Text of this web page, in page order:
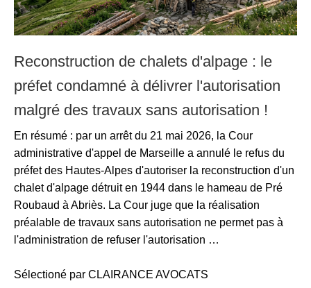
Reconstruction de chalets d'alpage : le
préfet condamné à délivrer l'autorisation
malgré des travaux sans autorisation !
En résumé : par un arrêt du 21 mai 2026, la Cour
administrative d'appel de Marseille a annulé le refus du
préfet des Hautes-Alpes d'autoriser la reconstruction d'un
chalet d'alpage détruit en 1944 dans le hameau de Pré
Roubaud à Abriès. La Cour juge que la réalisation
préalable de travaux sans autorisation ne permet pas à
l'administration de refuser l'autorisation …
Sélectioné par CLAIRANCE AVOCATS